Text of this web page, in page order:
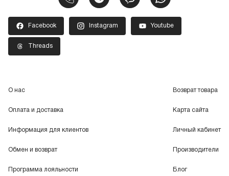
Facebook Instagram Youtube
Threads
О нас
Оплата и доставка
Информация для клиентов
Обмен и возврат
Программа лояльности
Возврат товара
Карта сайта
Личный кабинет
Производители
Блог